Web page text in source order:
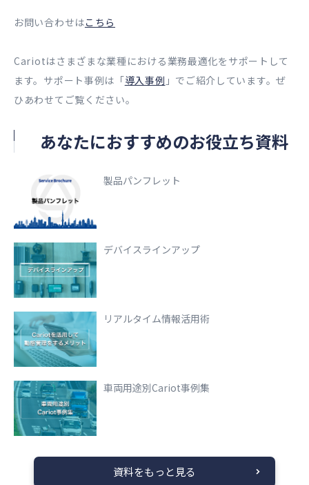
お問い合わせはこちら
Cariotはさまざまな業種における業務最適化をサポートして
ます。サポート事例は「導入事例 」でご紹介しています。ぜ
ひあわせてご覧ください。
あなたにおすすめのお役立ち資料
製品パンフレット
デバイスラインアップ
リアルタイム情報活用術
車両用途別Cariot事例集
資料をもっと見る